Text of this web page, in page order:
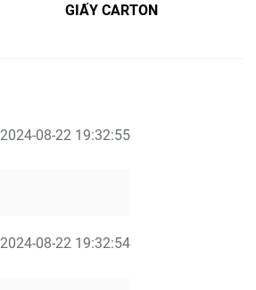
GIẤY CARTON
2024-08-22 19:32:55
2024-08-22 19:32:54